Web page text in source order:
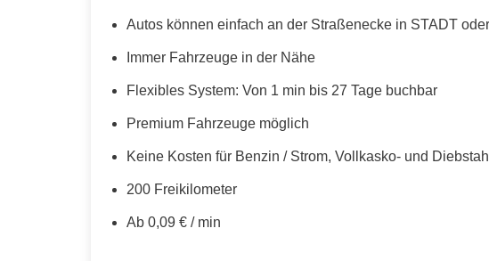
Autos können einfach an der Straßenecke in STADT
Immer Fahrzeuge in der Nähe
Flexibles System: Von 1 min bis 27 Tage buchbar
Premium Fahrzeuge möglich
Keine Kosten für Benzin / Strom, Vollkasko- und
200 Freikilometer
Ab 0,09 € / min